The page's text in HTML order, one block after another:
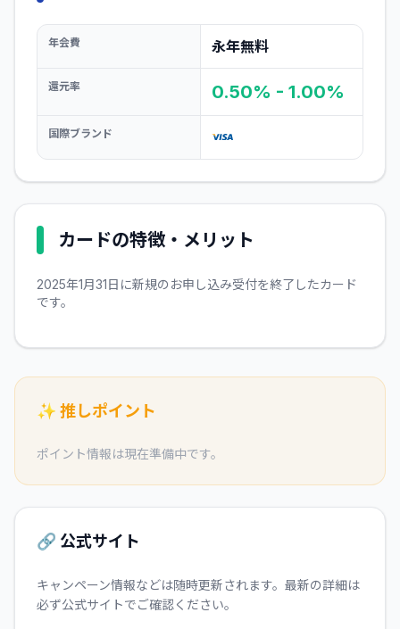
年会費 永年無料
還元率 0.50% - 1.00%
国際ブランド
カードの特徴・メリット
2025年1月31日に新規のお申し込み受付を終了したカード
です。
✨ 推しポイント
ポイント情報は現在準備中です。
🔗 公式サイト
キャンペーン情報などは随時更新されます。最新の詳細は
必ず公式サイトでご確認ください。